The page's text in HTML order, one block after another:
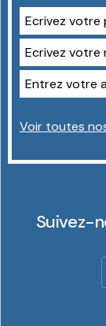
Voir toutes
Suivez-